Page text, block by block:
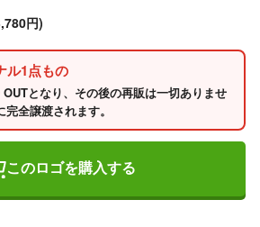
円)
ル1点もの
となり、その後の再販は一切ありませ
全譲渡されます。
このロゴを購入する